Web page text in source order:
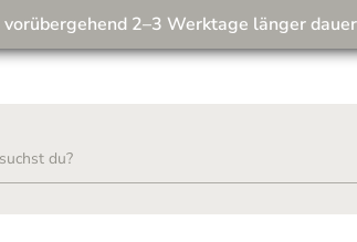
unseren Musterversand fit für die
2–3 Werktage länger